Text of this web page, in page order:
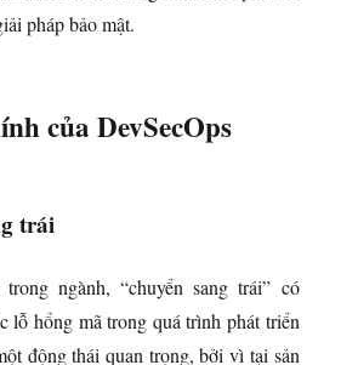
pháp bảo mật.
của DevSecOps
trái
ngành, “chuyển sang trái” có
lỗ hổng mã trong quá trình phát triển
động thái quan trọng, bởi vì tại sản